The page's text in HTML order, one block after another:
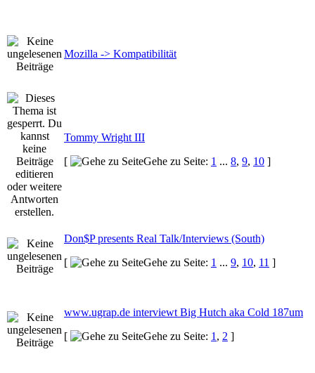
Mozilla -> Kompatibilität
Tommy Wright III
[
Gehe zu Seite: 1 ... 8, 9, 10 ]
Don$P presents Real Talk/Interviews (South)
[
Gehe zu Seite: 1 ... 9, 10, 11 ]
www.ugrap.de interviewt Big Hutch aka Cold 187um
[
Gehe zu Seite: 1 , 2 ]